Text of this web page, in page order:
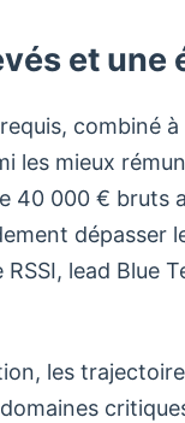
et
combiné
les mieux
40 000 € bruts
dépasser
lead Blue
les